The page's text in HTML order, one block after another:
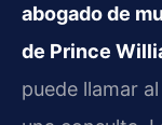
abogado de
de Prince
puede llamar al